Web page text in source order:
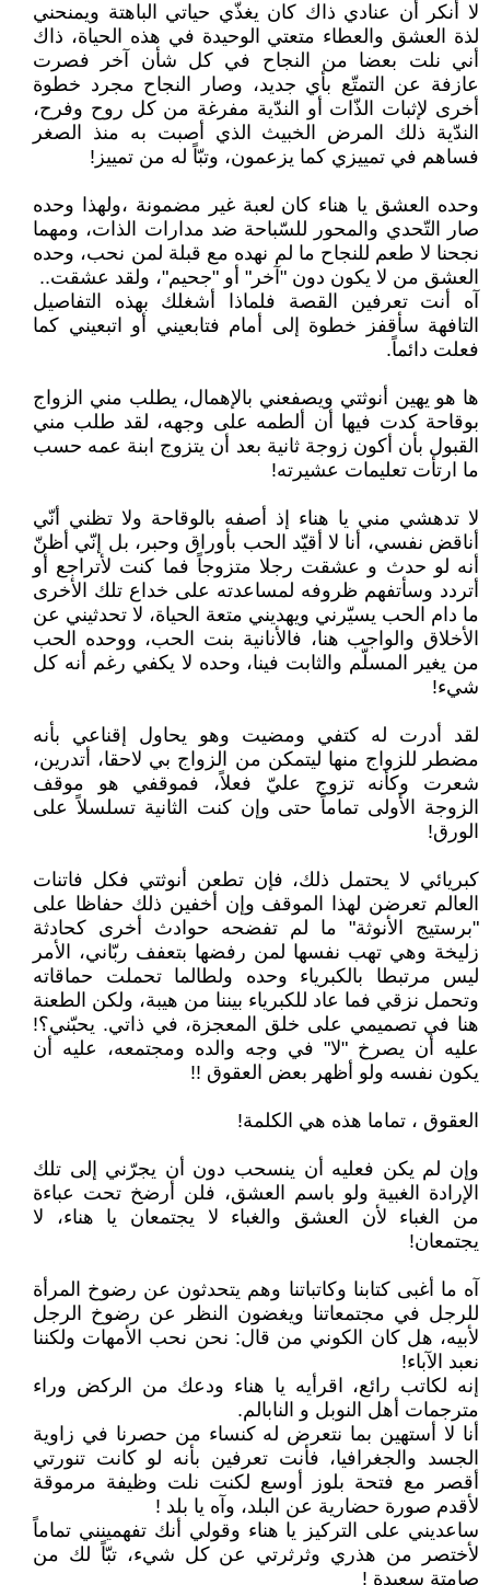
لا أنكر أن عنادي ذاك كان يغذّي حياتي الباهتة ويمنحني
لذة العشق والعطاء متعتي الوحيدة في هذه الحياة، ذاك
أني نلت بعضا من النجاح في كل شأن آخر فصرت
عازفة عن التمتّع بأي جديد، وصار النجاح مجرد خطوة
أخرى لإثبات الذّات أو الندّية مفرغة من كل روح وفرح،
الندّية ذلك المرض الخبيث الذي أصبت به منذ الصغر
فساهم في تمييزي كما يزعمون، وتبّاً له من تمييز!
وحده العشق يا هناء كان لعبة غير مضمونة ،ولهذا وحده
صار التّحدي والمحور للسّباحة ضد مدارات الذات، ومهما
نجحنا لا طعم للنجاح ما لم نهده مع قبلة لمن نحب، وحده
العشق من لا يكون دون "آخر" أو "جحيم"، ولقد عشقت..
آه أنت تعرفين القصة فلماذا أشغلك بهذه التفاصيل
التافهة سأقفز خطوة إلى أمام فتابعيني أو اتبعيني كما
فعلت دائماً.
ها هو يهين أنوثتي ويصفعني بالإهمال، يطلب مني الزواج
بوقاحة كدت فيها أن ألطمه على وجهه، لقد طلب مني
القبول بأن أكون زوجة ثانية بعد أن يتزوج ابنة عمه حسب
ما ارتأت تعليمات عشيرته!
لا تدهشي مني يا هناء إذ أصفه بالوقاحة ولا تظني أنّي
أناقض نفسي، أنا لا أقيّد الحب بأوراق وحبر، بل إنّي أظنّ
أنه لو حدث و عشقت رجلا متزوجاً فما كنت لأتراجع أو
أتردد وسأتفهم ظروفه لمساعدته على خداع تلك الأخرى
ما دام الحب يسيّرني ويهديني متعة الحياة، لا تحدثيني عن
الأخلاق والواجب هنا، فالأنانية بنت الحب، ووحده الحب
من يغير المسلّم والثابت فينا، وحده لا يكفي رغم أنه كل
شيء!
لقد أدرت له كتفي ومضيت وهو يحاول إقناعي بأنه
مضطر للزواج منها ليتمكن من الزواج بي لاحقا، أتدرين،
شعرت وكأنه تزوج عليّ فعلاً، فموقفي هو موقف
الزوجة الأولى تماماً حتى وإن كنت الثانية تسلسلاً على
الورق!
كبريائي لا يحتمل ذلك، فإن تطعن أنوثتي فكل فاتنات
العالم تعرضن لهذا الموقف وإن أخفين ذلك حفاظا على
"برستيج الأنوثة" ما لم تفضحه حوادث أخرى كحادثة
زليخة وهي تهب نفسها لمن رفضها بتعفف ربّاني، الأمر
ليس مرتبطا بالكبرياء وحده ولطالما تحملت حماقاته
وتحمل نزقي فما عاد للكبرياء بيننا من هيبة، ولكن الطعنة
هنا في تصميمي على خلق المعجزة، في ذاتي. يحبّني؟!
عليه أن يصرخ "لا" في وجه والده ومجتمعه، عليه أن
يكون نفسه ولو أظهر بعض العقوق !!
العقوق ، تماما هذه هي الكلمة!
وإن لم يكن فعليه أن ينسحب دون أن يجرّني إلى تلك
الإرادة الغبية ولو باسم العشق، فلن أرضخ تحت عباءة
من الغباء لأن العشق والغباء لا يجتمعان يا هناء، لا
يجتمعان!
آه ما أغبى كتابنا وكاتباتنا وهم يتحدثون عن رضوخ المرأة
للرجل في مجتمعاتنا ويغضون النظر عن رضوخ الرجل
لأبيه، هل كان الكوني من قال: نحن نحب الأمهات ولكننا
نعبد الآباء!
إنه لكاتب رائع، اقرأيه يا هناء ودعك من الركض وراء
مترجمات أهل النوبل و النابالم.
أنا لا أستهين بما نتعرض له كنساء من حصرنا في زاوية
الجسد والجغرافيا، فأنت تعرفين بأنه لو كانت تنورتي
أقصر مع فتحة بلوز أوسع لكنت نلت وظيفة مرموقة
لأقدم صورة حضارية عن البلد، وآه يا بلد !
ساعديني على التركيز يا هناء وقولي أنك تفهمينني تماماً
لأختصر من هذري وثرثرتي عن كل شيء، تبّاً لك من
صامتة سعيدة !